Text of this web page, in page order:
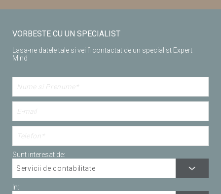
VORBESTE CU UN SPECIALIST
Lasa-ne datele tale si vei fi contactat de un specialist Expert
Mind
Sunt interesat de:
In: